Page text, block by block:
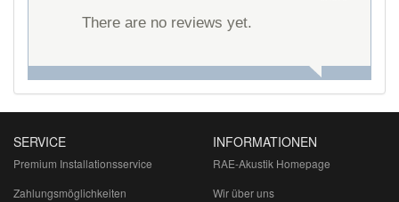
There are no reviews yet.
SERVICE
Premium Installationsservice
Zahlungsmöglichkeiten
INFORMATIONEN
RAE-Akustik Homepage
Wir über uns